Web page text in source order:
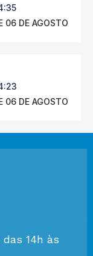
06 DE AGOSTO
06 DE AGOSTO
das 14h às